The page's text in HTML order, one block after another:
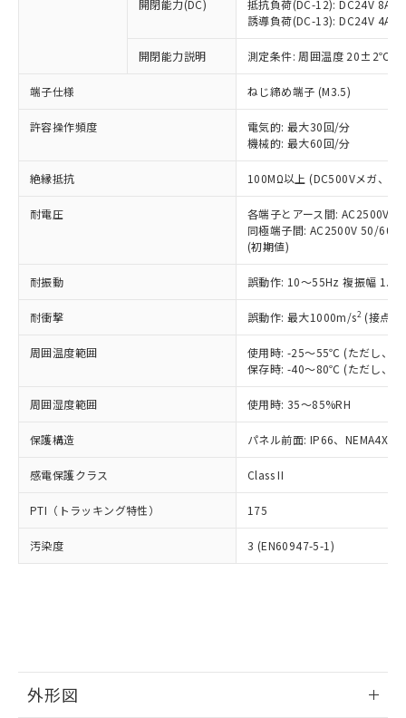
開閉能力(DC)
抵抗負荷(DC-12): DC24V 8A/
誘導負荷(DC-13): DC24V 4A/
開閉能力説明 測定条件: 周囲温度 20±2℃、
端子仕様 ねじ締め端子 (M3.5)
許容操作頻度
電気的: 最大30回/分
機械的: 最大60回/分
絶縁抵抗 100MΩ以上 (DC500Vメガ、点
耐電圧
各端子とアース間: AC2500V
同極端子間: AC2500V 50/
(初期値)
耐振動 誤動作: 10～55Hz 複振幅
耐衝撃 誤動作: 最大1000m/s2 (接点
周囲温度範囲
使用時: -25～55℃ (ただし、氷
保存時: -40～80℃ (ただし、氷
周囲湿度範囲 使用時: 35～85%RH
保護構造 パネル前面: IP66、NEMA4X,
感電保護クラス Class II
PTI（トラッキング特性） 175
汚染度 3 (EN60947-5-1)
外形図
ことをご了承ください。
在庫状況および標準価格照会結果は、
記載している更新日時点での社内デー
タに基づき作成されるものであり、閲
覧された時点での実際の在庫および標
準価格とは異なる場合があることをご
正式な納期状況および標準価格はお客
様のお取引先、またはお客様担当のオ
ムロン制御機器販売店・当社販売員に
オムロン制御機器販売店や当社販売拠
販売ネットワーク
」をご確認
在庫状況および標準価格結果を当社の
事前の承諾なく第三者に漏洩または開
示しないようお願いします。
マイパーツ機能（部品リスト作成サー
ビス）をご利用いただくには、I-Web
メンバーズにご登録されている必要が
お客様が当ウェブサイト上で当社にご
登録された部品リストについて、当社
および当社の共同利用者が、当社の製
品・サービスに関するお客様との取
引・商談に必要な範囲で利用すること
をご了承ください。
※当社の共同利用者とは、"個人情報
の「1.共同利
用者の範囲」に記載されている法人を
むを得ず変更することがあります。
*EU RoHS指令（10物質）：
鉛(Pb) 1000ppm以下、 水銀(Hg) 1000ppm以下、 カド
ミウム(Cd) 100ppm以下、
六価クロム(Cr(Ⅵ)) 1000ppm以下、ポリ臭化ビフェニル
類(PBB) 1000ppm以下、ポリ臭化ジフェニルエーテル類
(PBDE) 1000ppm以下、フタル酸ビス(2-エチルヘキシ
ル) (DEHP)(別名：DOP) 1000ppm以下、フタル酸ブチ
(DIBP) 1000ppm以下
但し、RoHS指令で産業用監視および制御機器に対する
フタル酸エステル類の４物質については閾値を超える意
図的な使用がないことを確認しています。
部品在庫の切り替え状況などにより、予定
月が前後することがあります。
※3 非含有証明書ダウンロード
下記の非含有証明書をダウンロードするこ
とができます。
EU RoHS指令（10物質）の非含有証明書
51物質の非含有証明書（当社基準）
※本証明書は発行日時点で非含有を証明す
欄に対応日を記載しておりました。
既に当社にて対応品への在庫切替を完了
「－」：未確認です。当社販売部門へお問
*中国RoHS10物質の基準値 (GB/T26572)：
Pb(鉛) :1000ppm、 Hg(水銀) : 1000ppm、 Cd(カドミウ
ニル類) : 1000ppm、 PBDEs(ポリ臭化ジフェニルエーテ
DBP(フタル酸ジブチル) : 1000ppm、 DIBP(フタル酸ジ
イソブチル) : 1000ppm、 BBP(フタル酸ブチルベンジ
ル) : 1000ppm、
DEHP(フタル酸ビス(2-エチルヘキシル)) : 1000ppm
「ｅ」：有害物質（10物質）のすべてが基
準値以下であることを示します。
「10」：通常の使用状況下において有害物
質が外部に漏えいし、環境に深刻な影響を
及ぼさない年数を意味します。
「－」：未確認です。当社販売部門へお問
い合わせください。
当社は、これら貴社製品のうち、外国
為替および外国貿易法に定める商品
（以下｢規制貨物等」という）を輸出
または国外への提供する場合は、日本
国政府の輸出許可(または役務取引許
可)を取得するなどの必要な手続きを
当社は規制貨物を破棄する場合は、完
全に破砕するなど、違法に輸出されな
いよう必要な手段を講じます。
当社は貴社製品を、核兵器、ミサイ
ル、化学兵器、生物兵器またはその他
武器並びにこれらの製造装置等に一切
当社は、貴社製品を第三者に販売する
場合は、上記1、2および3の内容を当
該第三者に通知します。また当社は、
販売先および販売に係わる関係者が違
法に輸出するおそれがある場合は、取
り引きをいたしません。
○ 一定数以上の在庫あり
一定数には満たないが在庫あり
在庫なし(最新の在庫状況につ
いては、お客様のお取引先、ま
たはお客様担当のオムロン制御
機器販売店・当社販売員にご確
白
受注生産機種、また在庫状況の
情報を公開していない機種